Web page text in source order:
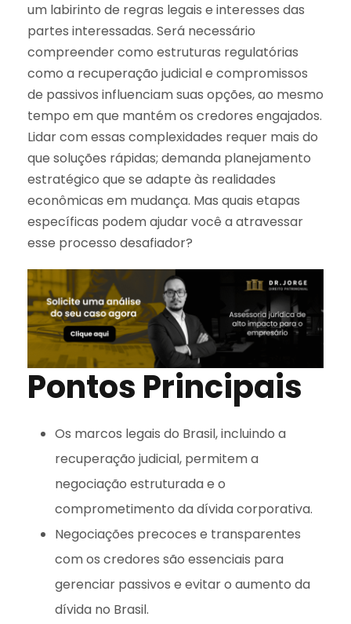
um labirinto de regras legais e interesses das
partes interessadas. Será necessário
compreender como estruturas regulatórias
como a recuperação judicial e compromissos
de passivos influenciam suas opções, ao mesmo
tempo em que mantém os credores engajados.
Lidar com essas complexidades requer mais do
que soluções rápidas; demanda planejamento
estratégico que se adapte às realidades
econômicas em mudança. Mas quais etapas
específicas podem ajudar você a atravessar
esse processo desafiador?
Pontos Principais
Os marcos legais do Brasil, incluindo a
recuperação judicial, permitem a
negociação estruturada e o
comprometimento da dívida corporativa.
Negociações precoces e transparentes
com os credores são essenciais para
gerenciar passivos e evitar o aumento da
dívida no Brasil.